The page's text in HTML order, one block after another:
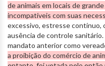
de animais em locais de
incompatíveis com suas
excessivo, estresse contínuo,
ausência de controle
mandato anterior como
a proibição do comércio de